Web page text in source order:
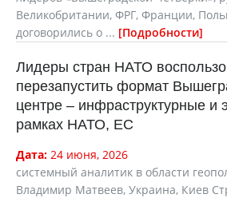
Великобритании, ФРГ, Франции,
договорились о ... Подробности
Лидеры стран НАТО
перезапустить формат
центре – инфраструктурные и
рамках НАТО, ЕС
Дата: 24 июня, 2026
cистемный аналитик в области
Владимир Матвеев, Украина, Киев